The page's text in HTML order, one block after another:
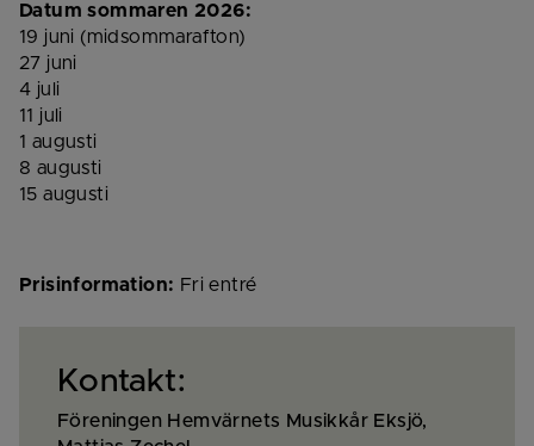
Datum sommaren 2026:
19 juni (midsommarafton)
27 juni
4 juli
11 juli
1 augusti
8 augusti
15 augusti
Prisinformation: Fri entré
Kontakt:
Föreningen Hemvärnets Musikkår Eksjö,